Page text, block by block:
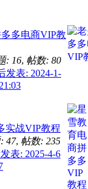
多电商VIP教
: 16, 帖数: 80
发表: 2024-1-
实战VIP教程
47, 帖数: 235
表: 2025-4-6